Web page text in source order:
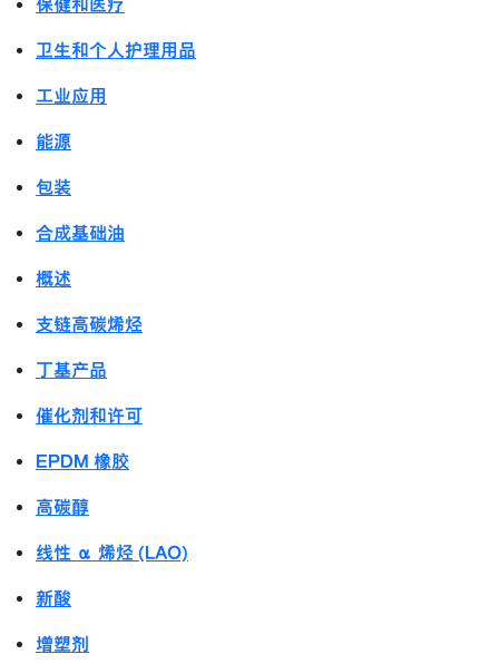
保健和医疗
卫生和个人护理用品
工业应用
能源
包装
合成基础油
概述
支链高碳烯烃
丁基产品
催化剂和许可
EPDM 橡胶
高碳醇
线性 α 烯烃 (LAO)
新酸
增塑剂